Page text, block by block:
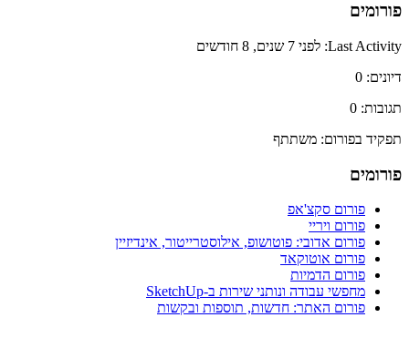
פורומים
Last Activity: לפני 7 שנים, 8 חודשים
דיונים: 0
תגובות: 0
תפקיד בפורום: משתתף
פורומים
פורום סקצ'אפ
פורום ויריי
פורום אדובי: פוטושופ, אילוסטרייטור, אינדיזיין
פורום אוטוקאד
פורום הדמיות
מחפשי עבודה ונותני שירות ב-SketchUp
פורום האתר: חדשות, תוספות ובקשות